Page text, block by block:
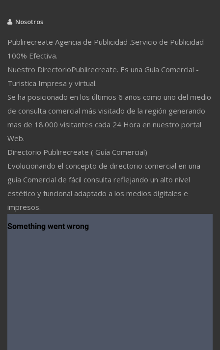
Nosotros
Publirecreate Agencia de Publicidad .Servicio de Publicidad
100% Efectiva.
Nuestro DirectorioPublirecreate. Es una Guía Comercial -
Turistica Impresa y virtual.
Se ha posicionado en los últimos 6 años como uno del medio
de consulta comercial más visitado de la región generando
mas de 18.000 visitantes cada 24 Hora en nuestro portal
Web.
Directorio Publirecreate ( Guía Comercial)
Evolucionando el concepto de directorio comercial en una
guía Comercial de fácil consulta reflejando un alto nivel
estético y funcional adaptado a los medios digitales e
impresos.